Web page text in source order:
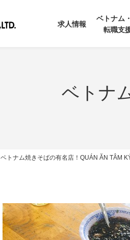
求人情報
ベトナム
転職支
ベトナ
ベトナム焼きそばの有名店！QUÁN ĂN TÂM